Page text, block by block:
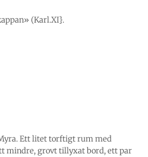
(Karl.XI}.
Myra. Ett litet torftigt rum med
mindre, grovt tillyxat bord, ett par